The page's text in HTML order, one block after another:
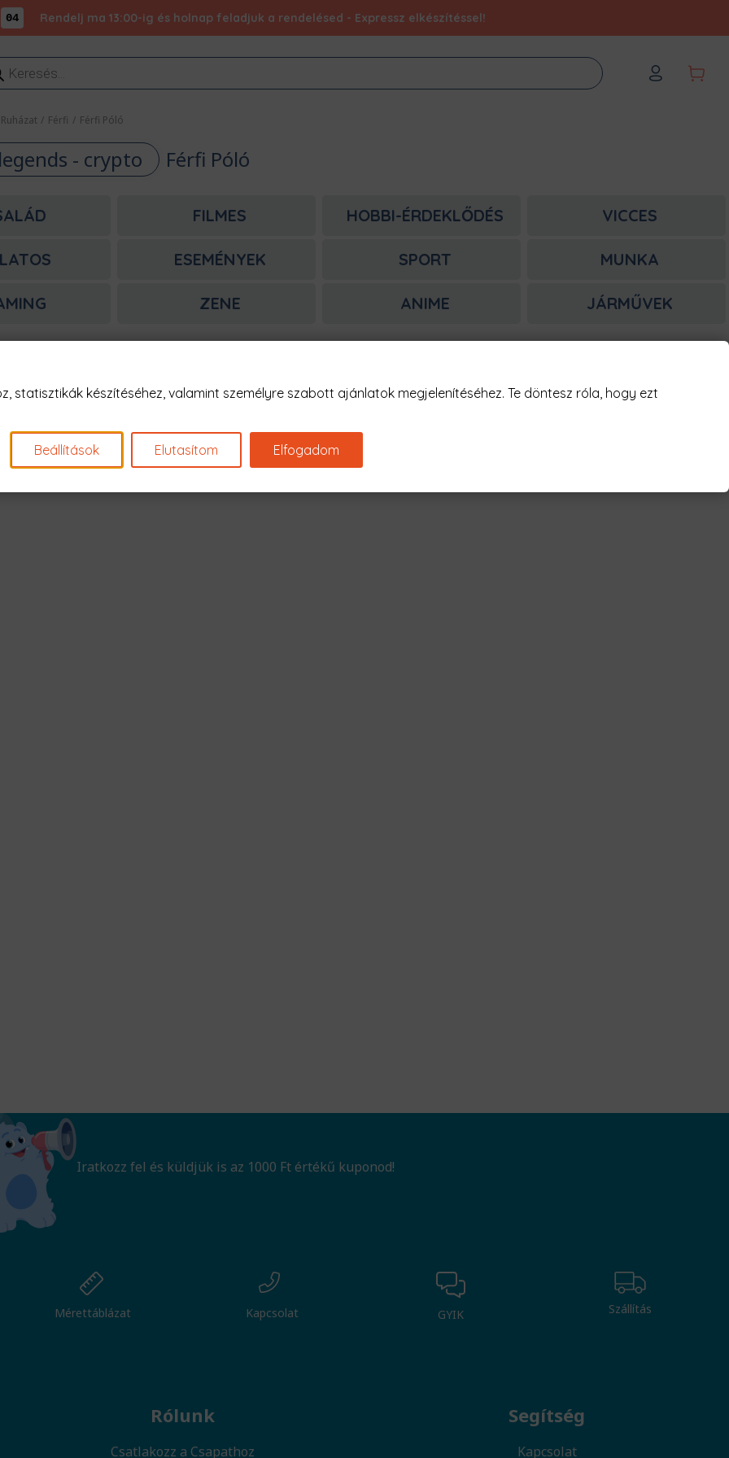
04 Rendelj ma 13:00-ig és holnap feladjuk a rendelésed - Expressz elkészítéssel!
Ruházat / Férfi / Férfi Póló
- crypto Férfi Póló
FILMES HOBBI-ÉRDEKLŐDÉS VICCES
ESEMÉNYEK SPORT MUNKA
ZENE ANIME JÁRMŰVEK
Nagyon sajnáljuk! 😥
Nincs találat erre: "apex legends - crypto Férfi Póló"
Iratkozz fel és küldjük is az 1000 Ft értékű kuponod!
Mérettáblázat Kapcsolat GYIK Szállítás
Rólunk
Csatlakozz a Csapathoz
Segítség
Kapcsolat
statisztikák készítéséhez, valamint személyre szabott ajánlatok megjelenítéséhez. Te döntesz róla, hogy ezt
Beállítások Elutasítom Elfogadom